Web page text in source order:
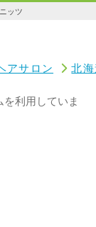
ッツ
アサロン 北
利用していま